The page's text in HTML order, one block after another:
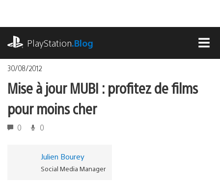
contenu
PlayStation.Blog
30/08/2012
Mise à jour MUBI : profitez de films
pour moins cher
0 0
Julien Bourey
Social Media Manager